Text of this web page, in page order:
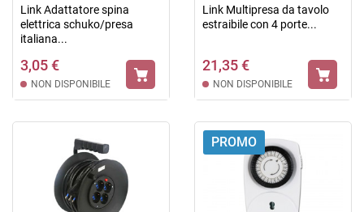
Link Adattatore spina
elettrica schuko/presa
italiana...
3,05 €
NON DISPONIBILE
Link Multipresa da tavolo
estraibile con 4 porte...
21,35 €
NON DISPONIBILE
PROMO